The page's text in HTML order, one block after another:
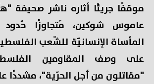
موقفًا جريئًا أثاره ناشر صحيفة
عاموس شوكين، مُتجاوزًا
المأساة الإنسانيّة للشّعب
على وصف المقاومين
"مقاتلون من أجل الحرّية"، مشددًا